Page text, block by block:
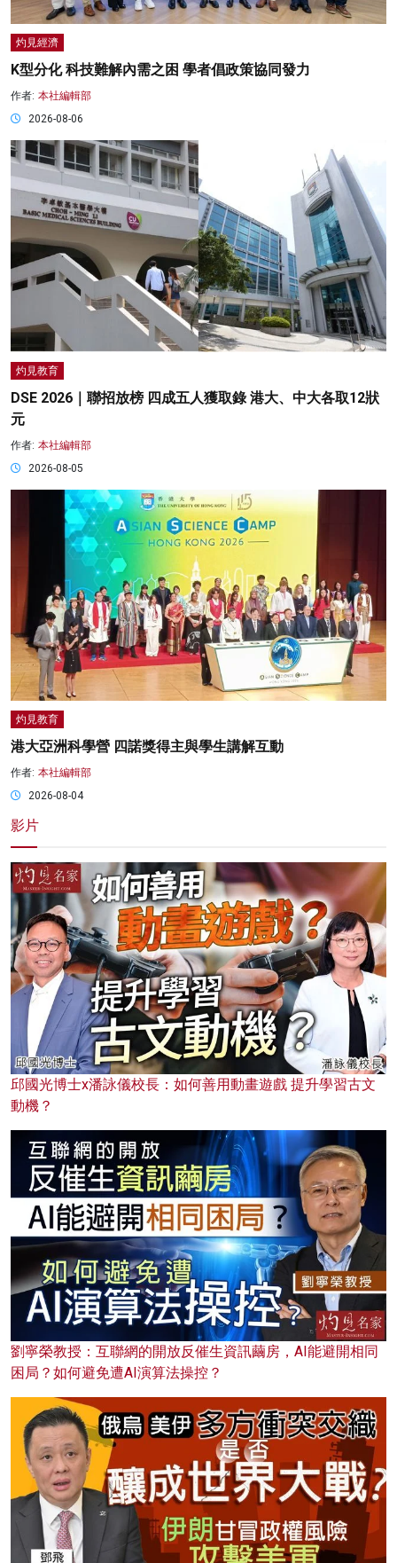
灼見經濟
K型分化 科技難解內需之困 學者倡政策協同發力
作者: 本社編輯部
2026-08-06
灼見教育
DSE 2026｜聯招放榜 四成五人獲取錄 港大、中大各取12狀
元
作者: 本社編輯部
2026-08-05
灼見教育
港大亞洲科學營 四諾獎得主與學生講解互動
作者: 本社編輯部
2026-08-04
影片
邱國光博士x潘詠儀校長：如何善用動畫遊戲 提升學習古文
動機？
劉寧榮教授：互聯網的開放反催生資訊繭房，AI能避開相同
困局？如何避免遭AI演算法操控？